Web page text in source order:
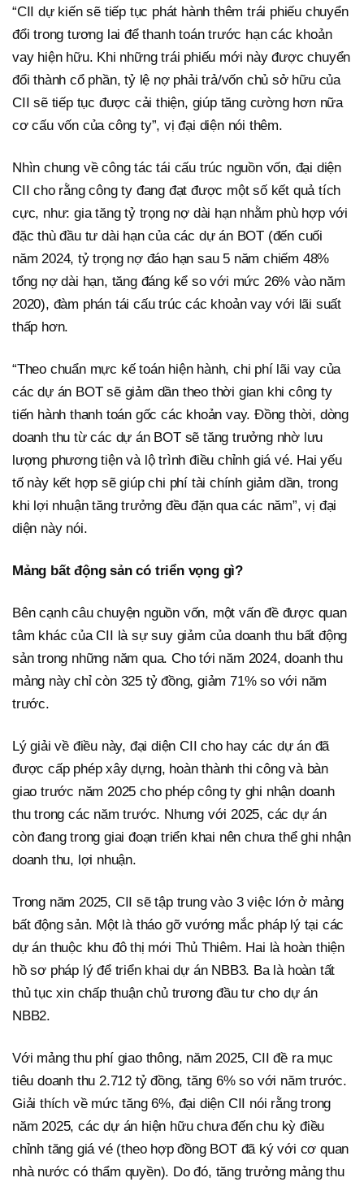
“CII dự kiến sẽ tiếp tục phát hành thêm trái phiếu chuyển
đổi trong tương lai để thanh toán trước hạn các khoản
vay hiện hữu. Khi những trái phiếu mới này được chuyển
đổi thành cổ phần, tỷ lệ nợ phải trả/vốn chủ sở hữu của
CII sẽ tiếp tục được cải thiện, giúp tăng cường hơn nữa
cơ cấu vốn của công ty”, vị đại diện nói thêm.
Nhìn chung về công tác tái cấu trúc nguồn vốn, đại diện
CII cho rằng công ty đang đạt được một số kết quả tích
cực, như: gia tăng tỷ trọng nợ dài hạn nhằm phù hợp với
đặc thù đầu tư dài hạn của các dự án BOT (đến cuối
năm 2024, tỷ trọng nợ đáo hạn sau 5 năm chiếm 48%
tổng nợ dài hạn, tăng đáng kể so với mức 26% vào năm
2020), đàm phán tái cấu trúc các khoản vay với lãi suất
thấp hơn.
“Theo chuẩn mực kế toán hiện hành, chi phí lãi vay của
các dự án BOT sẽ giảm dần theo thời gian khi công ty
tiến hành thanh toán gốc các khoản vay. Đồng thời, dòng
doanh thu từ các dự án BOT sẽ tăng trưởng nhờ lưu
lượng phương tiện và lộ trình điều chỉnh giá vé. Hai yếu
tố này kết hợp sẽ giúp chi phí tài chính giảm dần, trong
khi lợi nhuận tăng trưởng đều đặn qua các năm”, vị đại
diện này nói.
Mảng bất động sản có triển vọng gì?
Bên cạnh câu chuyện nguồn vốn, một vấn đề được quan
tâm khác của CII là sự suy giảm của doanh thu bất động
sản trong những năm qua. Cho tới năm 2024, doanh thu
mảng này chỉ còn 325 tỷ đồng, giảm 71% so với năm
trước.
Lý giải về điều này, đại diện CII cho hay các dự án đã
được cấp phép xây dựng, hoàn thành thi công và bàn
giao trước năm 2025 cho phép công ty ghi nhận doanh
thu trong các năm trước. Nhưng với 2025, các dự án
còn đang trong giai đoạn triển khai nên chưa thể ghi nhận
doanh thu, lợi nhuận.
Trong năm 2025, CII sẽ tập trung vào 3 việc lớn ở mảng
bất động sản. Một là tháo gỡ vướng mắc pháp lý tại các
dự án thuộc khu đô thị mới Thủ Thiêm. Hai là hoàn thiện
hồ sơ pháp lý để triển khai dự án NBB3. Ba là hoàn tất
thủ tục xin chấp thuận chủ trương đầu tư cho dự án
NBB2.
Với mảng thu phí giao thông, năm 2025, CII đề ra mục
tiêu doanh thu 2.712 tỷ đồng, tăng 6% so với năm trước.
Giải thích về mức tăng 6%, đại diện CII nói rằng trong
năm 2025, các dự án hiện hữu chưa đến chu kỳ điều
chỉnh tăng giá vé (theo hợp đồng BOT đã ký với cơ quan
nhà nước có thẩm quyền). Do đó, tăng trưởng mảng thu